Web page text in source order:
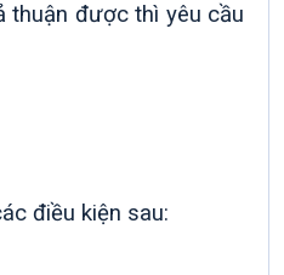
thuận được thì yêu cầu
điều kiện sau: